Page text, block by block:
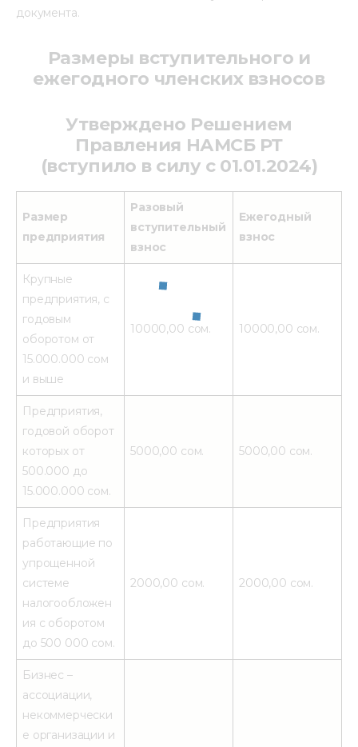
документа.
Размеры вступительного и
ежегодного членских взносов
Утверждено Решением
Правления НАМСБ РТ
(вступило в силу с 01.01.2024)
Размер
предприятия
Разовый
вступительный
взнос
Ежегодный
взнос
Крупные
предприятия, с
годовым
оборотом от
15.000.000 сом
и выше
10000,00 сом. 10000,00 сом.
Предприятия,
годовой оборот
которых от
500.000 до
15.000.000 сом.
5000,00 сом. 5000,00 сом.
Предприятия
работающие по
упрощенной
системе
налогообложен
ия с оборотом
до 500 000 сом.
2000,00 сом. 2000,00 сом.
Бизнес –
ассоциации,
некоммерчески
е организации и